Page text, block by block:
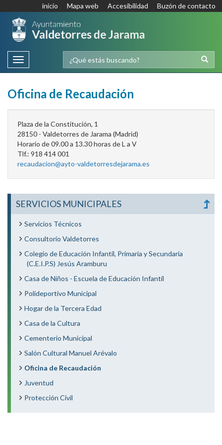
inicio Mapa web Accesibilidad Buzón de contacto
Toggle
navigation
Oficina de Recaudación
Plaza de la Constitución, 1
28150 - Valdetorres de Jarama (Madrid)
Horario de 09.00 a 13.30 horas de L a V
Tlf.: 918 414 001
recaudacion@ayto-valdetorresdejarama.es
SERVICIOS MUNICIPALES
Servicios Técnicos
Consultorio Valdetorres
Colegio de Educación Infantil, Primaria y Secundaria
(C.E.I.P.S) Jesús Aramburu
Casa de Niños - Escuela de Educación Infantil
Polideportivo Municipal
Hogar de la Tercera Edad
Casa de la Cultura
Cementerio Municipal
Salón Cultural Manuel Arévalo
Oficina de Recaudación
Juventud
Protección Civil